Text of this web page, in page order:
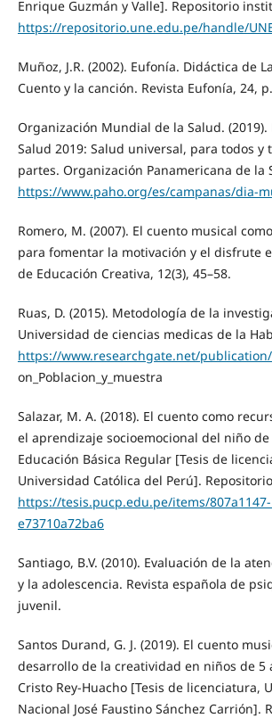
Enrique Guzmán y Valle]. Repositorio
https://repositorio.une.edu.pe/handle/
Muñoz, J.R. (2002). Eufonía. Didáctica de
Cuento y la canción. Revista Eufonía, 24,
Organización Mundial de la Salud.
Salud 2019: Salud universal, para todos y
partes. Organización Panamericana de la
https://www.paho.org/es/campanas/dia-
Romero, M. (2007). El cuento musical
para fomentar la motivación y el disfrute
de Educación Creativa, 12(3), 45–58.
Ruas, D. (2015). Metodología de la
Universidad de ciencias medicas de la
https://www.researchgate.net/
on_Poblacion_y_muestra
Salazar, M. A. (2018). El cuento como
el aprendizaje socioemocional del niño
Educación Básica Regular [Tesis de
Universidad Católica del Perú]. Repositorio
https://tesis.pucp.edu.pe/items/
e73710a72ba6
Santiago, B.V. (2010). Evaluación de la
y la adolescencia. Revista española de
juvenil.
Santos Durand, G. J. (2019). El cuento
desarrollo de la creatividad en niños de 5
Cristo Rey-Huacho [Tesis de licenciatura,
Nacional José Faustino Sánchez Carrión].